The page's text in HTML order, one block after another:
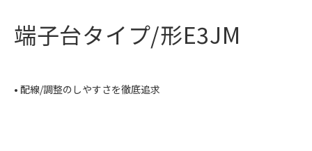
端子台タイプ/形E3JM
• 配線/調整のしやすさを徹底追求